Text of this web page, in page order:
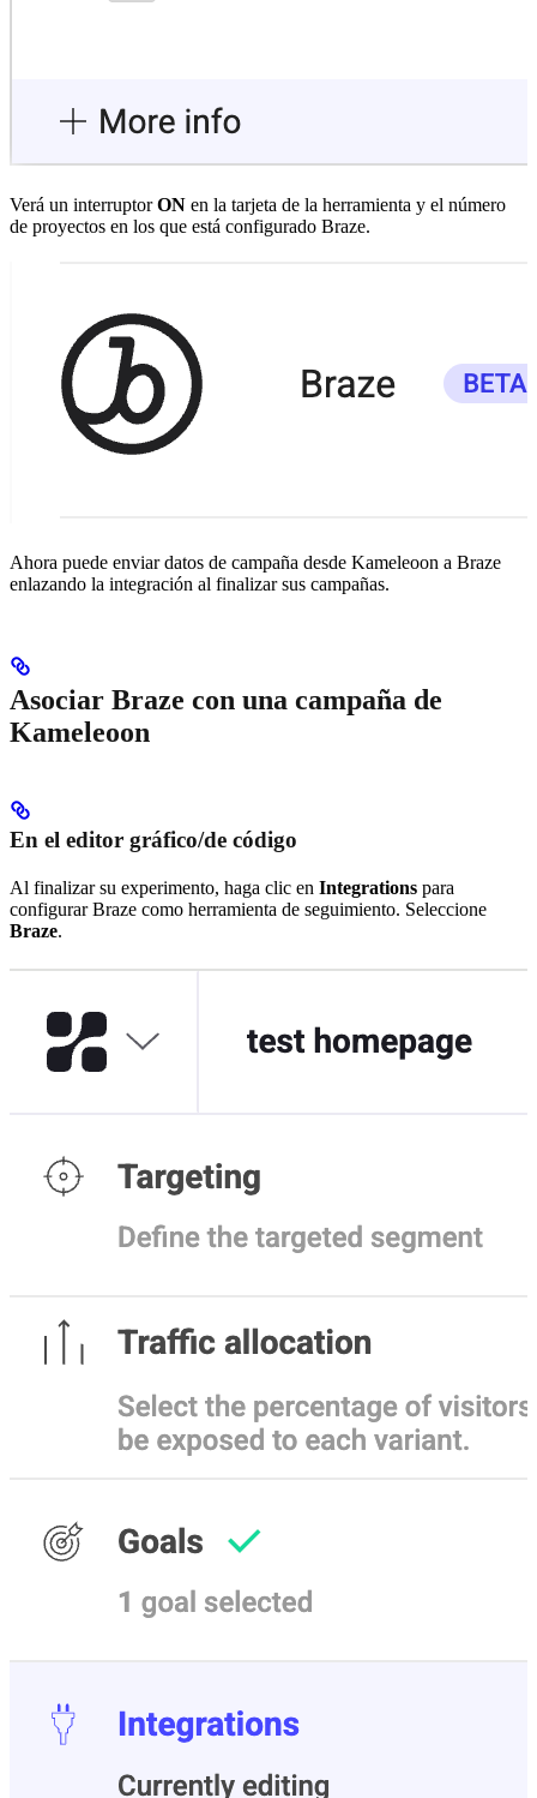
Verá un interruptorON en la tarjeta de la herramienta y el número
de proyectos en los que está configurado Braze.
Ahora puede enviar datos de campaña desde Kameleoon a Braze
enlazando la integración al finalizar sus campañas.
Asociar Braze con una campaña de
Kameleoon
En el editor gráfico/de código
Al finalizar su experimento, haga clic en Integrations para
configurar Braze como herramienta de seguimiento. Seleccione
Braze.